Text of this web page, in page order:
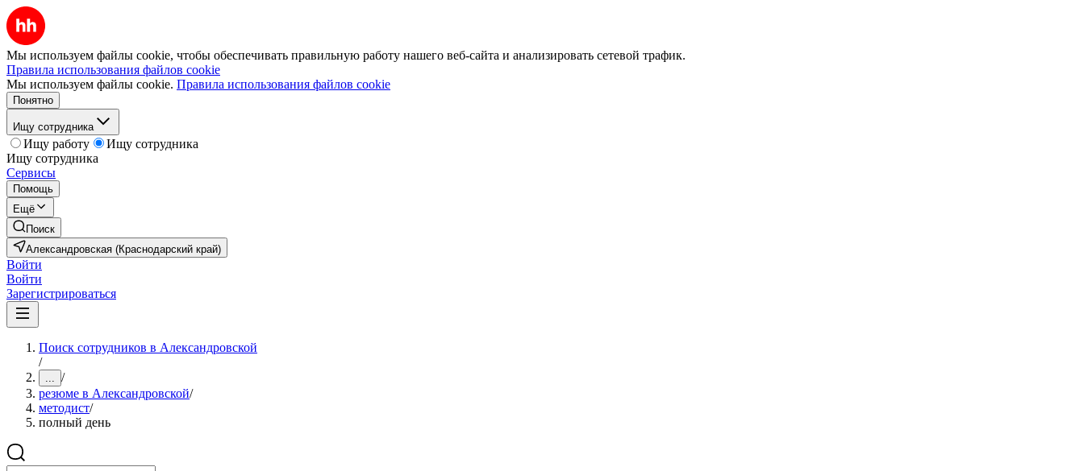
Мы используем файлы cookie, чтобы обеспечивать правильную работу нашего веб-сайта и анализировать сетевой трафик.
Правила использования файлов cookie
Мы используем файлы cookie. Правила использования файлов cookie
Понятно
Ищу сотрудника
Ищу работу
Ищу сотрудника
Ищу сотрудника
Сервисы
Помощь
Ещё
Поиск
Александровская (Краснодарский край)
Войти
Войти
Зарегистрироваться
Поиск сотрудников в Александровской
/
... /
резюме в Александровской/
методист/
полный день